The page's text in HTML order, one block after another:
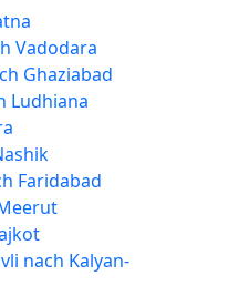
Vadodara
Ghaziabad
Ludhiana
Faridabad
nach Kalyan-